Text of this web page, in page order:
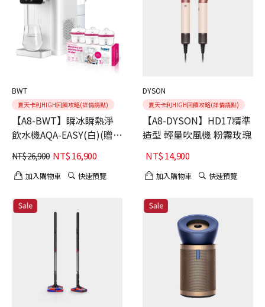
BWT
夏天卡利HIGH回饋攻略(詳情請點)
【A8-BWT】瞬冰瞬熱淨
飲水機AQA-EASY(白)(贈3
入鎂離子濾芯)
NT$26,900 NT$16,900
加入購物車 快速預覽
DYSON
夏天卡利HIGH回饋攻略(詳情請點)
【A8-DYSON】HD17精準
造型 輕量吹風機 粉霧玫瑰
NT$14,900
加入購物車 快速預覽